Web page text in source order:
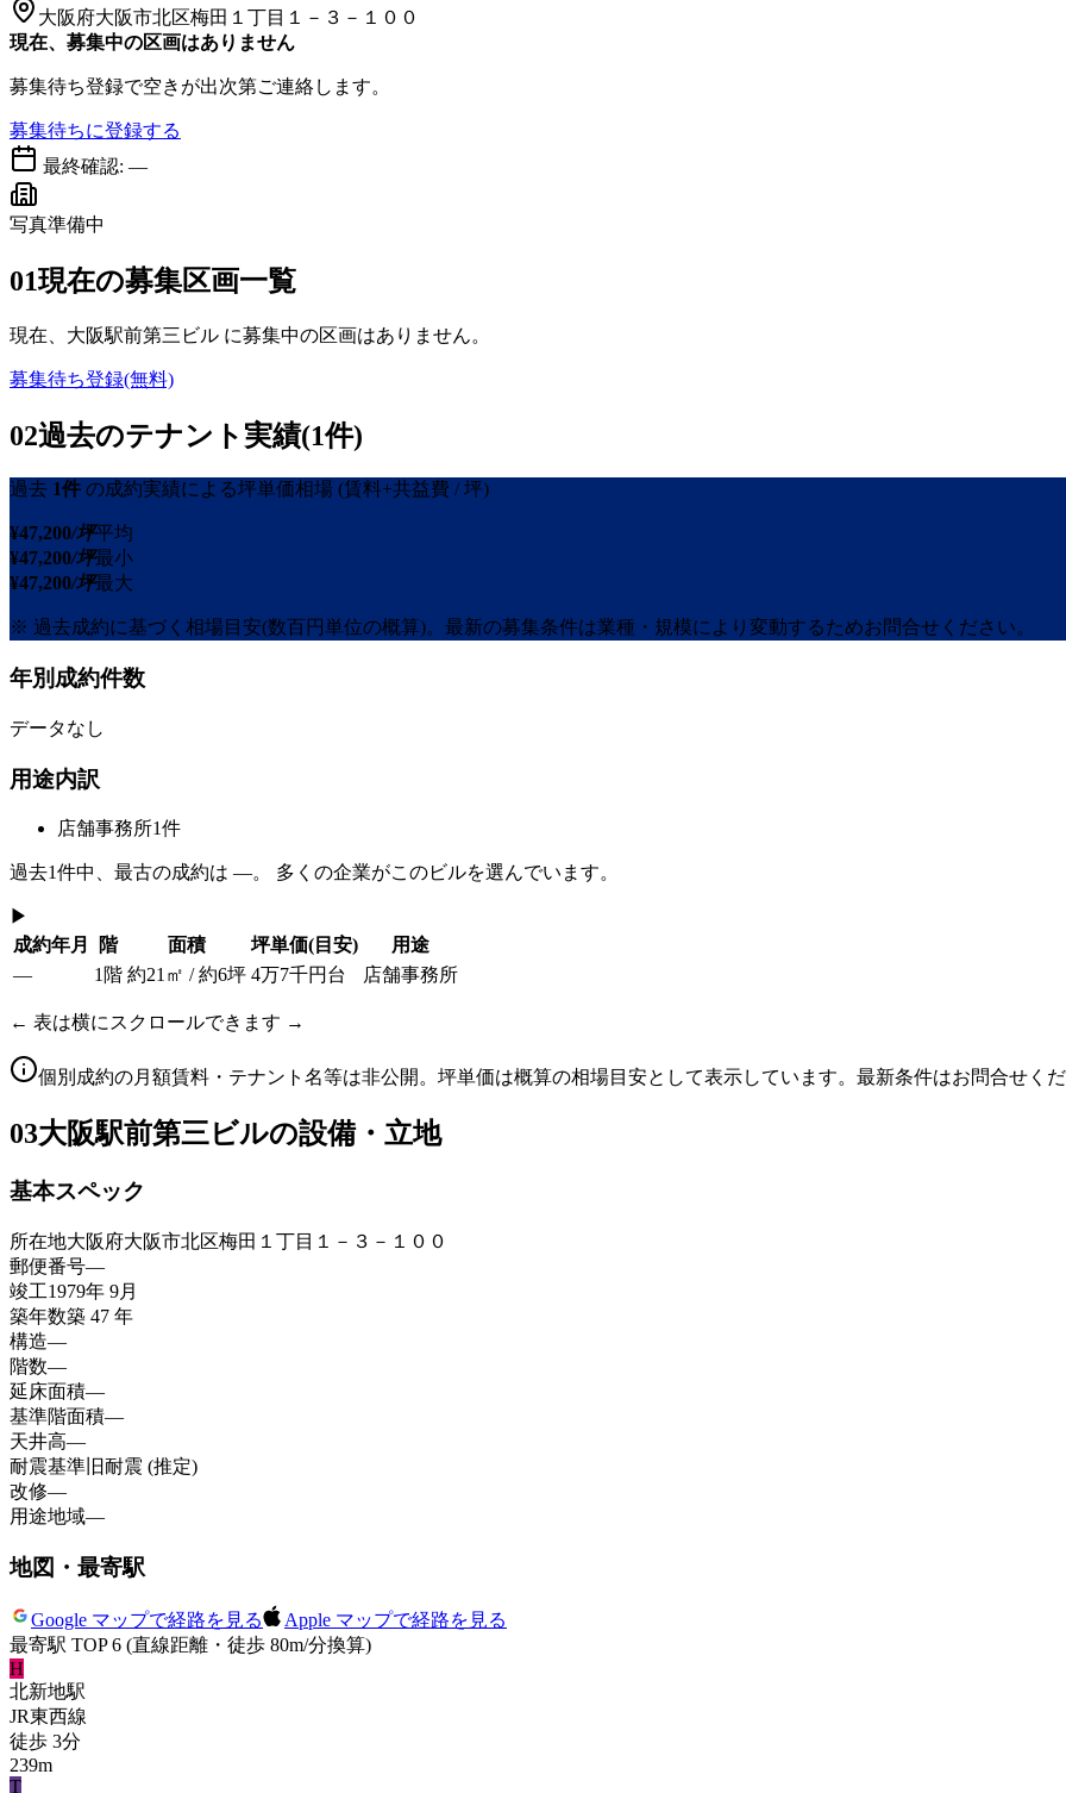
大阪府大阪市北区梅田１丁目１－３－１００
現在、募集中の区画はありません
募集待ち登録で空きが出次第ご連絡します。
募集待ちに登録する
最終確認: —
写真準備中
01現在の募集区画一覧
現在、 大阪駅前第三ビル に募集中の区画はありません。
募集待ち登録(無料)
02過去のテナント実績(1件)
過去 1件 の成約実績による坪単価相場 (賃料+共益費 / 坪)
¥47,200/坪平均
¥47,200/坪最小
¥47,200/坪最大
※ 過去成約に基づく相場目安(数百円単位の概算)。最新の募集条件は業種・規模により変動するためお問合せください。
年別成約件数
データなし
用途内訳
店舗事務所1件
過去1件中、最古の成約は —。 多くの企業がこのビルを選んでいます。
▶
成約年月
階 面積 坪単価(目安)
用途
—
1階 約21㎡ / 約6坪 4万7千円台 店舗事務所
← 表は横にスクロールできます →
個別成約の月額賃料・テナント名等は非公開。坪単価は概算の相場目安として表示しています。最新条件はお問合せく
03大阪駅前第三ビルの設備・立地
基本スペック
所在地大阪府大阪市北区梅田１丁目１－３－１００
郵便番号—
竣工1979年 9月
築年数築 47 年
構造—
階数—
延床面積—
基準階面積—
天井高—
耐震基準 旧耐震 (推定)
改修—
用途地域—
地図・最寄駅
Google マップで経路を見る
Apple マップで経路を見る
最寄駅 TOP 6 (直線距離・徒歩 80m/分換算)
H
北新地駅
JR東西線
徒歩 3分
239m
T